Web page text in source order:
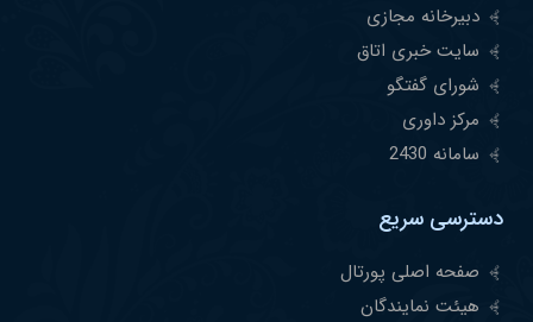
دبیرخانه مجازی
سایت خبری اتاق
شورای گفتگو
مرکز داوری
سامانه 2430
دسترسی سریع
صفحه اصلی پورتال
هیئت نمایندگان